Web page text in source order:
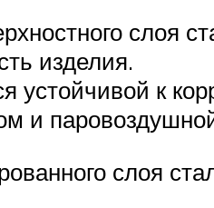
слоя
изделия.
устойчивой к
и
слоя